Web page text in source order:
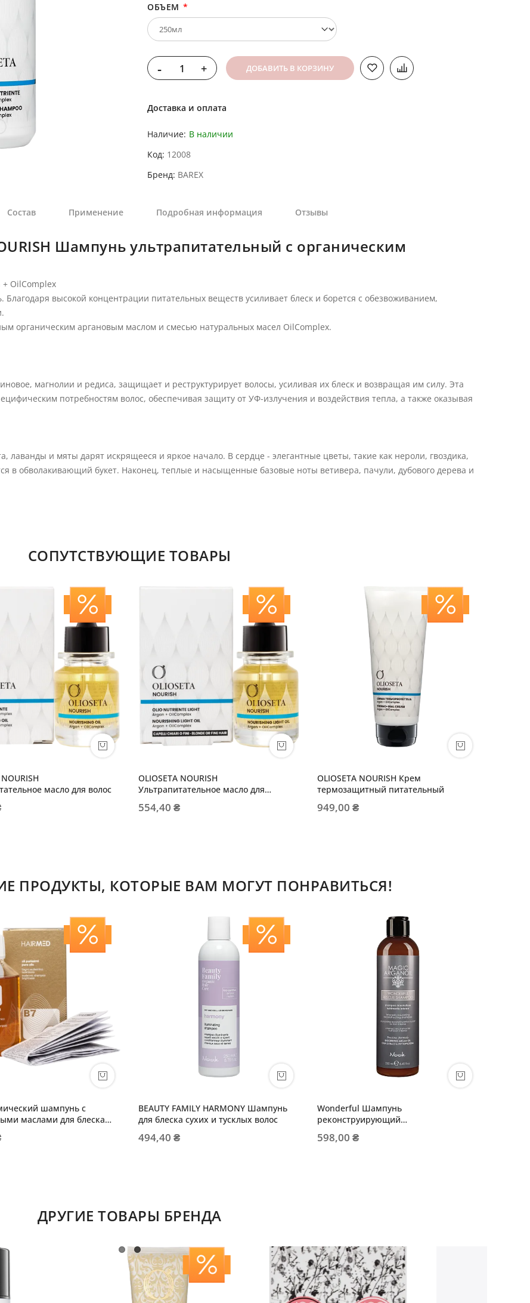
ОБЪЕМ
- + ДОБАВИТЬ В КОРЗИНУ
Доставка и оплата
Наличие: В наличии
Код 12008
Бренд BAREX
Шампунь ультрапитательный с органическим
+ OilComplex
высокой концентрации питательных веществ усиливает блеск и борется с обезвоживанием,
органическим аргановым маслом и смесью натуральных масел OilComplex.
магнолии и редиса, защищает и реструктурирует волосы, усиливая их блеск и возвращая им силу. Эта
потребностям волос, обеспечивая защиту от УФ-излучения и воздействия тепла, а также оказывая
лаванды и мяты дарят искрящееся и яркое начало. В сердце - элегантные цветы, такие как нероли, гвоздика,
в обволакивающий букет. Наконец, теплые и насыщенные базовые ноты ветивера, пачули, дубового дерева и
Состав Применение Подробная информация Отзывы
СОПУТСТВУЮЩИЕ ТОВАРЫ
масло для волос
OLIOSETA NOURISH
Ультрапитательное масло для
554,40 ₴
OLIOSETA NOURISH Крем
термозащитный питательный
949,00 ₴
ПРОДУКТЫ, КОТОРЫЕ ВАМ МОГУТ ПОНРАВИТЬСЯ!
шампунь с
маслами для блеска
BEAUTY FAMILY HARMONY Шампунь
для блеска сухих и тусклых волос
494,40 ₴
Wonderful Шампунь
реконструирующий
598,00 ₴
ДРУГИЕ ТОВАРЫ БРЕНДА